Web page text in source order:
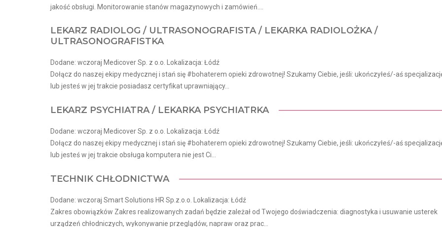
jakość obsługi. Monitorowanie stanów magazynowych i zamówień....
LEKARZ RADIOLOG / ULTRASONOGRAFISTA / LEKARKA RADIOLOŻKA /
ULTRASONOGRAFISTKA
Dodane: wczoraj Medicover Sp. z o.o. Lokalizacja: Łódź
Dołącz do naszej ekipy medycznej i stań się #bohaterem opieki zdrowotnej! Szukamy Ciebie, jeśli​: ukończyłeś/-aś
lub jesteś w jej trakcie posiadasz certyfikat uprawniający...
LEKARZ PSYCHIATRA / LEKARKA PSYCHIATRKA
Dodane: wczoraj Medicover Sp. z o.o. Lokalizacja: Łódź
Dołącz do naszej ekipy medycznej i stań się #bohaterem opieki zdrowotnej! Szukamy Ciebie, jeśli​: ukończyłeś/-aś
lub jesteś w jej trakcie obsługa komputera nie jest Ci...
TECHNIK CHŁODNICTWA
Dodane: wczoraj Smart Solutions HR Sp.z.o.o. Lokalizacja: Łódź
Zakres obowiązków Zakres realizowanych zadań będzie zależał od Twojego doświadczenia: diagnostyka i usuwanie usterek
urządzeń chłodniczych, wykonywanie przeglądów, napraw oraz prac...